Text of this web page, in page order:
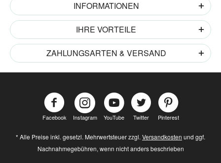
INFORMATIONEN
IHRE VORTEILE
ZAHLUNGSARTEN & VERSAND
Facebook Instagram YouTube Twitter Pinterest
* Alle Preise inkl. gesetzl. Mehrwertsteuer zzgl. Versandkosten und ggf.
Nachnahmegebühren, wenn nicht anders beschrieben